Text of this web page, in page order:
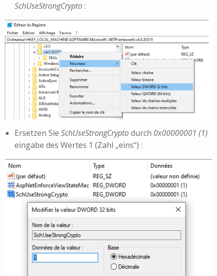
SchUseStrongCrypto:
Ersetzen Sie SchUseStrongCryptodurch 0x00000001 (1)
eingabe des Wertes 1 (Zahl „eins“) :